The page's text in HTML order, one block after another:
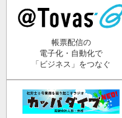
帳票配信の
電子化・自動化で
「ビジネス」をつなぐ